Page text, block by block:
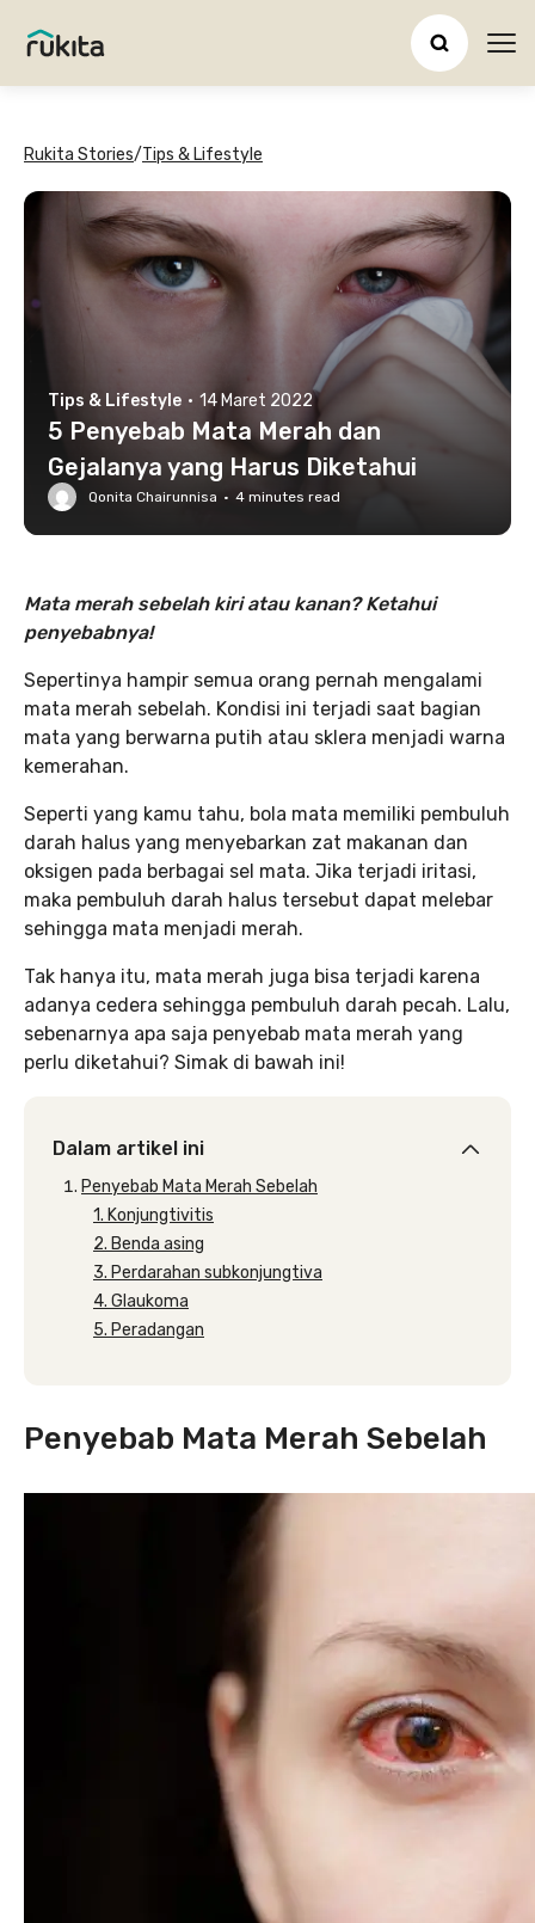
Rukita Stories/Tips & Lifestyle
Tips & Lifestyle · 14 Maret 2022
5 Penyebab Mata Merah dan
Gejalanya yang Harus Diketahui
Qonita Chairunnisa · 4 minutes read
Mata merah sebelah kiri atau kanan? Ketahui
penyebabnya!
Sepertinya hampir semua orang pernah mengalami
mata merah sebelah. Kondisi ini terjadi saat bagian
mata yang berwarna putih atau sklera menjadi warna
kemerahan.
Seperti yang kamu tahu, bola mata memiliki pembuluh
darah halus yang menyebarkan zat makanan dan
oksigen pada berbagai sel mata. Jika terjadi iritasi,
maka pembuluh darah halus tersebut dapat melebar
sehingga mata menjadi merah.
Tak hanya itu, mata merah juga bisa terjadi karena
adanya cedera sehingga pembuluh darah pecah. Lalu,
sebenarnya apa saja penyebab mata merah yang
perlu diketahui? Simak di bawah ini!
Dalam artikel ini
Penyebab Mata Merah Sebelah
1. Konjungtivitis
2. Benda asing
3. Perdarahan subkonjungtiva
4. Glaukoma
5. Peradangan
Penyebab Mata Merah Sebelah